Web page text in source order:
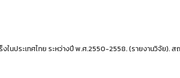
นประเทศไทย ระหว่างปี พ.ศ.2550-2558. (รายงานวิจัย). ส